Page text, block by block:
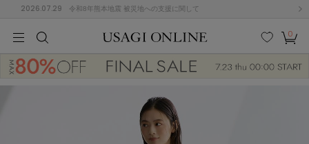
2026.07.29 令和8年熊本地震 被災地への支援に関して
に入
ト
0
(674)